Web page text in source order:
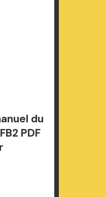
du
PDF